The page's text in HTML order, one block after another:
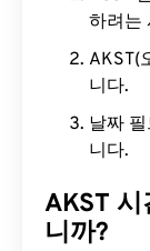
하려는
AKST(
니다.
날짜
니다.
AKST
니까?